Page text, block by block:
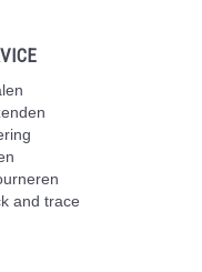
and trace